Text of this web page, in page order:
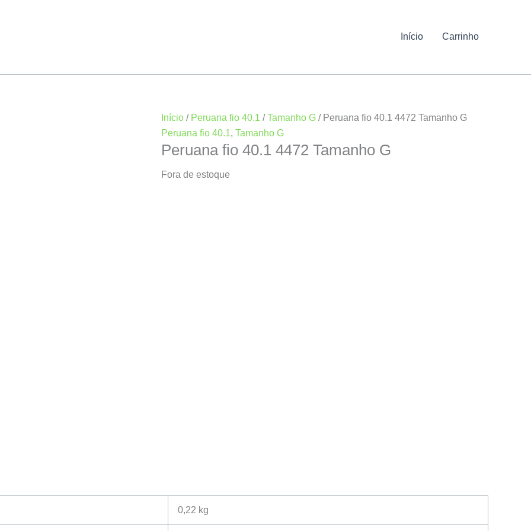
Início Carrinho
Início / Peruana fio 40.1 /Tamanho G / Peruana fio 40.1 4472 Tamanho G
Peruana fio 40.1, Tamanho G
Peruana fio 40.1 4472 Tamanho G
Fora de estoque
0,22 kg